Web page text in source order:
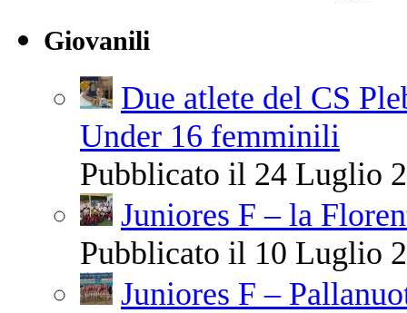
Giovanili
Due atlete del CS
Under 16 femminili
Pubblicato il 24 Luglio
Juniores F – la
Pubblicato il 10 Luglio
Juniores F –